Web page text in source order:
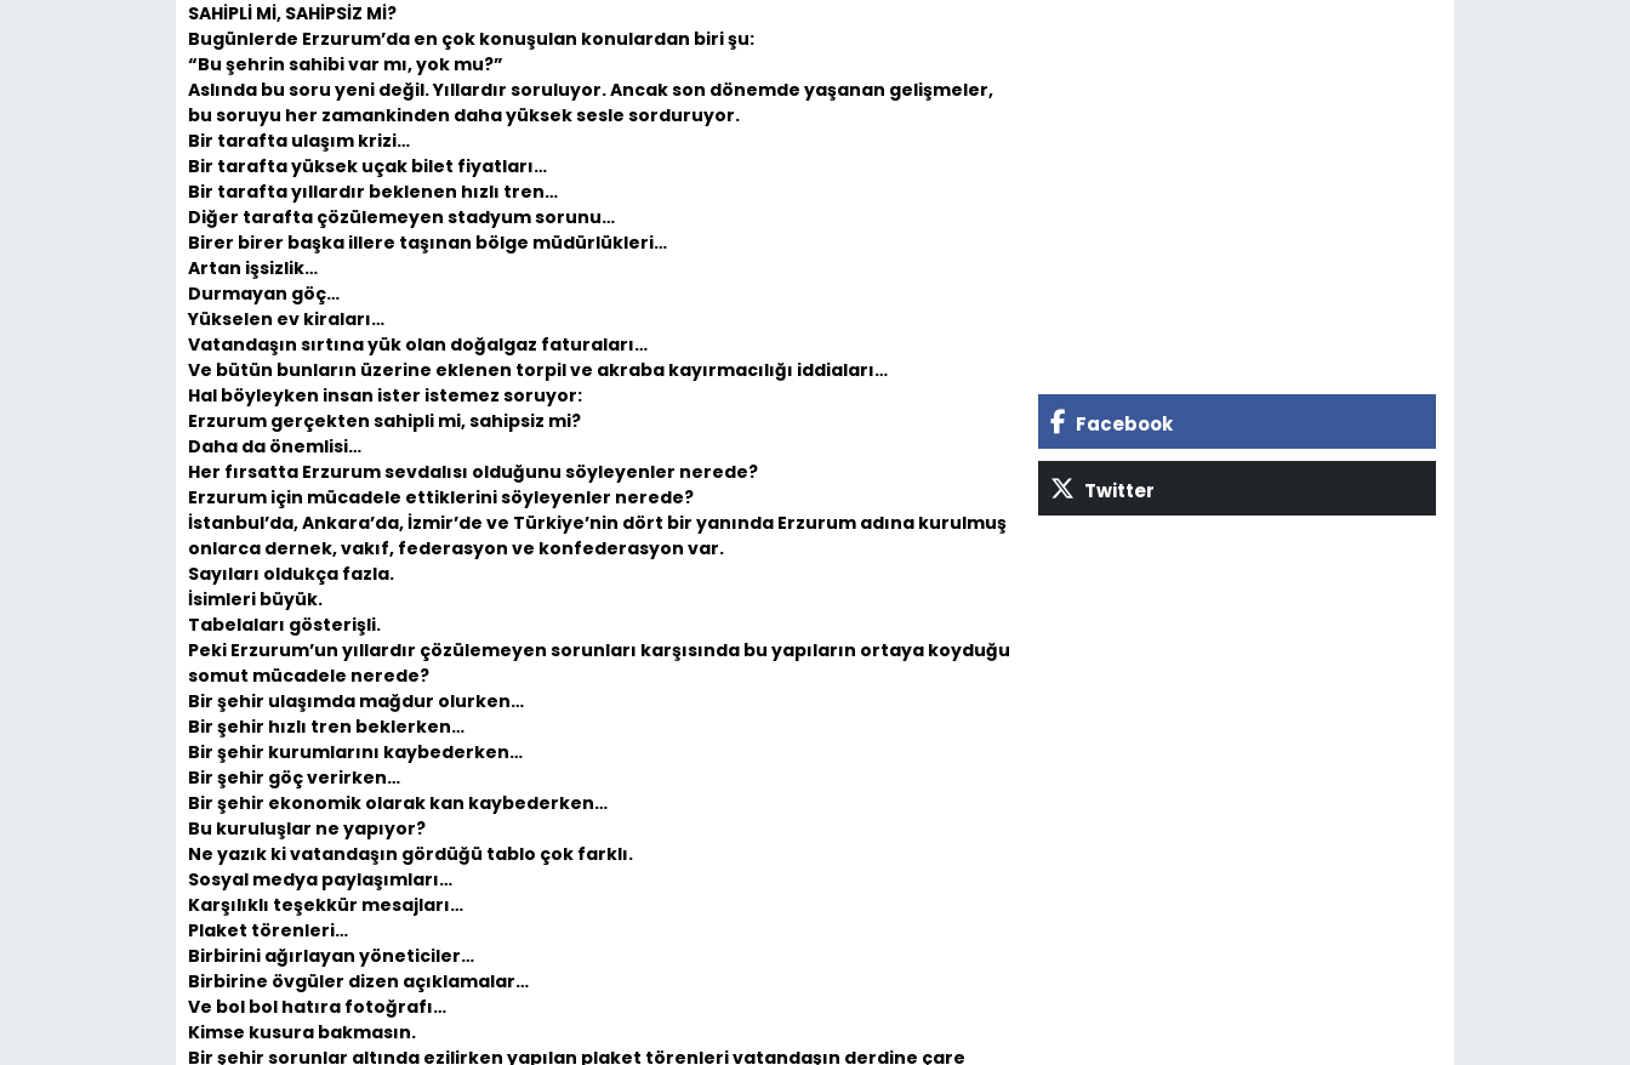
SAHİPLİ Mİ, SAHİPSİZ Mİ?
Bugünlerde Erzurum’da en çok konuşulan konulardan biri şu:
“Bu şehrin sahibi var mı, yok mu?”
Aslında bu soru yeni değil. Yıllardır soruluyor. Ancak son dönemde yaşanan gelişmeler,
bu soruyu her zamankinden daha yüksek sesle sorduruyor.
Bir tarafta ulaşım krizi…
Bir tarafta yüksek uçak bilet fiyatları…
Bir tarafta yıllardır beklenen hızlı tren…
Diğer tarafta çözülemeyen stadyum sorunu…
Birer birer başka illere taşınan bölge müdürlükleri…
Artan işsizlik…
Durmayan göç…
Yükselen ev kiraları…
Vatandaşın sırtına yük olan doğalgaz faturaları…
Ve bütün bunların üzerine eklenen torpil ve akraba kayırmacılığı iddiaları…
Hal böyleyken insan ister istemez soruyor:
Erzurum gerçekten sahipli mi, sahipsiz mi?
Daha da önemlisi…
Her fırsatta Erzurum sevdalısı olduğunu söyleyenler nerede?
Erzurum için mücadele ettiklerini söyleyenler nerede?
İstanbul’da, Ankara’da, İzmir’de ve Türkiye’nin dört bir yanında Erzurum adına kurulmuş
onlarca dernek, vakıf, federasyon ve konfederasyon var.
Sayıları oldukça fazla.
İsimleri büyük.
Tabelaları gösterişli.
Peki Erzurum’un yıllardır çözülemeyen sorunları karşısında bu yapıların ortaya koyduğu
somut mücadele nerede?
Bir şehir ulaşımda mağdur olurken…
Bir şehir hızlı tren beklerken…
Bir şehir kurumlarını kaybederken…
Bir şehir göç verirken…
Bir şehir ekonomik olarak kan kaybederken…
Bu kuruluşlar ne yapıyor?
Ne yazık ki vatandaşın gördüğü tablo çok farklı.
Sosyal medya paylaşımları…
Karşılıklı teşekkür mesajları…
Plaket törenleri…
Birbirini ağırlayan yöneticiler…
Birbirine övgüler dizen açıklamalar…
Ve bol bol hatıra fotoğrafı…
Kimse kusura bakmasın.
Bir şehir sorunlar altında ezilirken yapılan plaket törenleri vatandaşın derdine çare
Facebook
Twitter